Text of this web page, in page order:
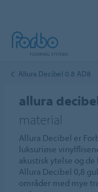
Allura Decibel 0.8 AD8
allura
material
Allura Decibel er
luksuriøse
akustisk ytelse og
Allura Decibel 0,8
områder med mye